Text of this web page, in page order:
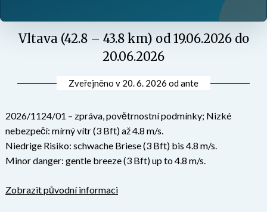
Vltava (42.8 – 43.8 km) od 19.06.2026 do
20.06.2026
Zveřejněno v 20. 6. 2026 odante
2026/1124/01 – zpráva, povětrnostní podmínky; Nizké
nebezpečí: mírný vítr (3 Bft) až 4.8 m/s.
Niedrige Risiko: schwache Briese (3 Bft) bis 4.8 m/s.
Minor danger: gentle breeze (3 Bft) up to 4.8 m/s.
Zobrazit původní informaci